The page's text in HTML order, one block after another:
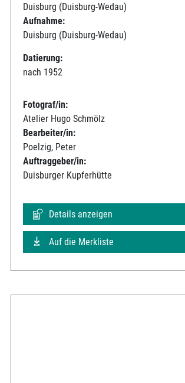
Duisburg (Duisburg-Wedau)
Aufnahme:
Duisburg (Duisburg-Wedau)
Datierung:
nach 1952
Fotograf/in:
Atelier Hugo Schmölz
Bearbeiter/in:
Poelzig, Peter
Auftraggeber/in:
Duisburger Kupferhütte
Details anzeigen
Auf die Merkliste